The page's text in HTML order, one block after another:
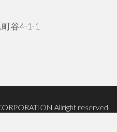
谷4-1-1
Allright reserved.